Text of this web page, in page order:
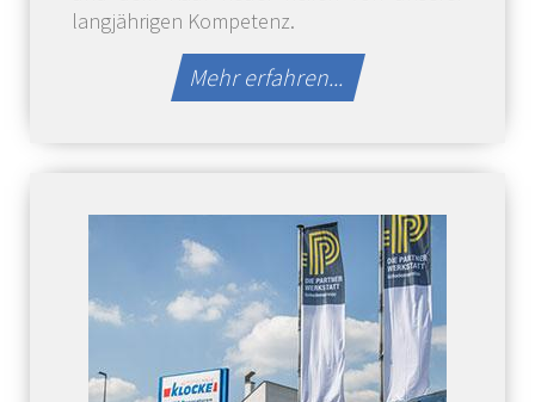
langjährigen Kompetenz.
Mehr erfahren...